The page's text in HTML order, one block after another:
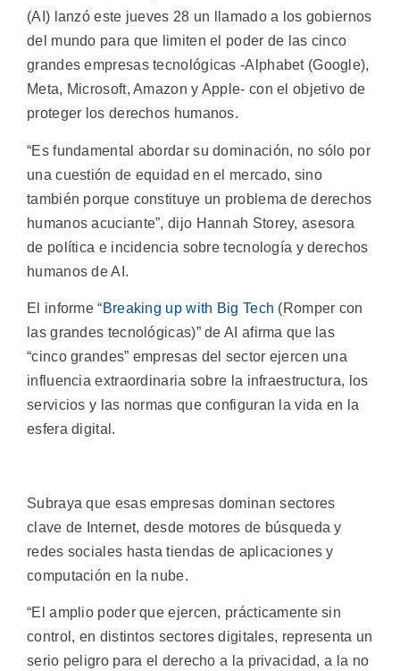
(AI) lanzó este jueves 28 un llamado a los gobiernos
del mundo para que limiten el poder de las cinco
grandes empresas tecnológicas -Alphabet (Google),
Meta, Microsoft, Amazon y Apple- con el objetivo de
proteger los derechos humanos.
“Es fundamental abordar su dominación, no sólo por
una cuestión de equidad en el mercado, sino
también porque constituye un problema de derechos
humanos acuciante”, dijo Hannah Storey, asesora
de política e incidencia sobre tecnología y derechos
humanos de AI.
El informe “Breaking up with Big Tech (Romper con
las grandes tecnológicas)” de AI afirma que las
“cinco grandes” empresas del sector ejercen una
influencia extraordinaria sobre la infraestructura, los
servicios y las normas que configuran la vida en la
esfera digital.
Subraya que esas empresas dominan sectores
clave de Internet, desde motores de búsqueda y
redes sociales hasta tiendas de aplicaciones y
computación en la nube.
“El amplio poder que ejercen, prácticamente sin
control, en distintos sectores digitales, representa un
serio peligro para el derecho a la privacidad, a la no